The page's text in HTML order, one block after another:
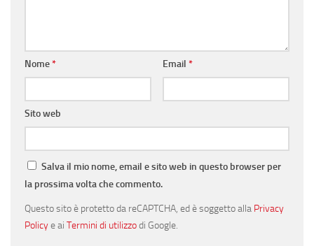
Nome* Email *
Sito web
Salva il mio nome, email e sito web in questo browser per
la prossima volta che commento.
Questo sito è protetto da reCAPTCHA, ed è soggetto alla Privacy
Policye ai Termini di utilizzodi Google.